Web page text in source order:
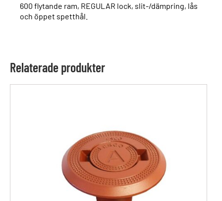
600 flytande ram, REGULAR lock, slit-/dämpring, lås
och öppet spetthål.
Relaterade produkter